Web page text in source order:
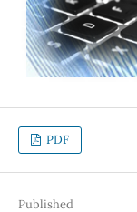
PDF
Published